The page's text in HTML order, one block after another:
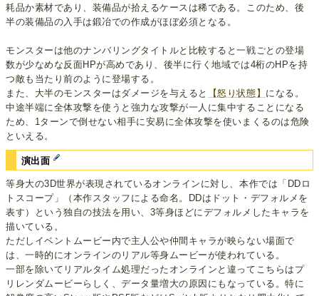
耗品か素材であり、装備品が拾えるケースは稀である。このため、後
半の装備品の入手は鍛冶での作成がほぼ必須となる。
モンスターは他のナンバリングタイトルと比較すると一戦ごとの登場
数が少なめな反面HPが高めであり、後半に行く地域では4桁のHPを持
つ敵も当たり前のように登場する。
また、大半のモンスターはダメージを与えると
【怒り状態】 になる。
中途半端に全体攻撃を使うと強力な攻撃が一人に集中することになる
ため、1ターンで倒せない相手に安易に全体攻撃を使いまくるのは危険
といえる。
演出面
等身大の3D世界が表現されているオンラインに対し、本作では「DDロ
トスコープ」（本作スタッフによる命名。DDはドット・デフォルメを
表す）という独自の技法を用い、3等身ほどにデフォルメしたキャラを
描いている。
ただしイベントムービー内で主人公や仲間キャラが映らない場面で
は、一時的にオンラインのリアル等身ムービーが使われている。
一部を除いてリアルタイム処理だったオンラインと違ってこちらはプ
リレンダムービーらしく、データ量増大の原因にもなっている。特に